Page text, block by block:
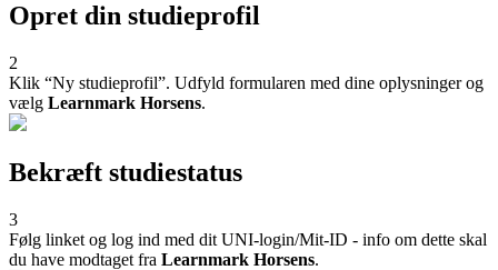
Opret din studieprofil
2
Klik “Ny studieprofil”. Udfyld formularen med dine oplysninger og
vælg Learnmark Horsens.
Bekræft studiestatus
3
Følg linket og log ind med dit UNI-login/Mit-ID - info om dette skal
du have modtaget fra Learnmark Horsens.